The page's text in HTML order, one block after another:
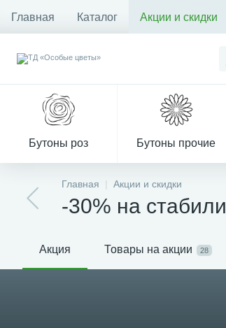
Главная Каталог Акции и скидки
Бутоны роз Бутоны прочие
Главная Акции и скидки
-30% на
Акция Товары на акции 28